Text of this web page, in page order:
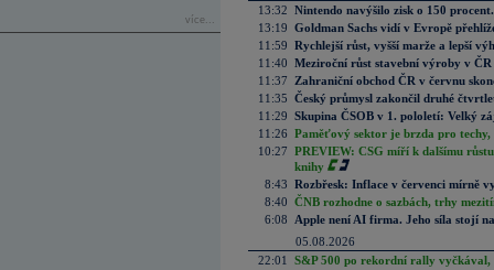
více...
13:32 Nintendo navýšilo zisk o 150
13:19 Goldman Sachs vidí v Evropě
11:59 Rychlejší růst, vyšší marže a lepší
11:40 Meziroční růst stavební výroby v
11:37
Zahraniční obchod ČR v červnu
11:35 Český průmysl zakončil druhé
11:29 Skupina ČSOB v 1. pololetí: Velký
11:26 Paměťový sektor je brzda pro techy,
10:27 PREVIEW: CSG míří k dalšímu
knihy
8:43 Rozbřesk: Inflace v červenci mírně
8:40 ČNB rozhodne o sazbách, trhy
6:08
Apple není AI firma. Jeho síla stojí
05.08.2026
22:01
S&P 500 po rekordní rally vyčkával,